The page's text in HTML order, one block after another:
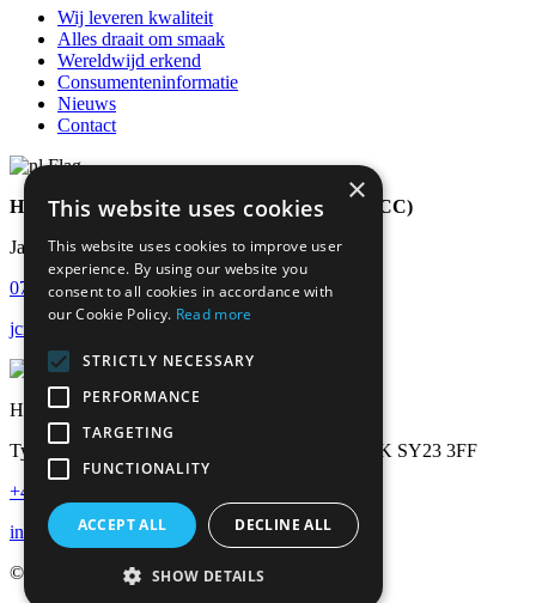
Wij leveren kwaliteit
Alles draait om smaak
Wereldwijd erkend
Consumenteninformatie
Nieuws
Contact
Hybu Cig Cymru - Meat Promotion Wales (HCC)
Jason Craig
07779 320 101
jcraig@hybucig.cymru
Hyby Cig Cymru (HCC) Meat Promotion Wales
Ty Rheidol, Parc Merlin, Aberystwyth, Wales, UK SY23 3FF
+44 1970 625 050
info@hybucig.cymru
© 2026 HCC - Meat Promotion Wales
×
This website uses cookies
This website uses cookies to improve user
experience. By using our website you
consent to all cookies in accordance with
our Cookie Policy. Read more
STRICTLY NECESSARY
PERFORMANCE
TARGETING
FUNCTIONALITY
ACCEPT ALL DECLINE ALL
SHOW DETAILS